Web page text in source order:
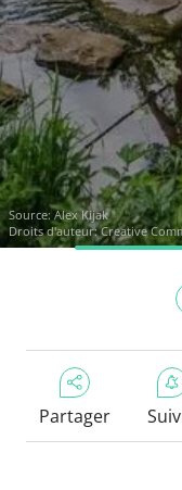
Source:Alex Kijak
Droits d'auteur: Creative
Partager